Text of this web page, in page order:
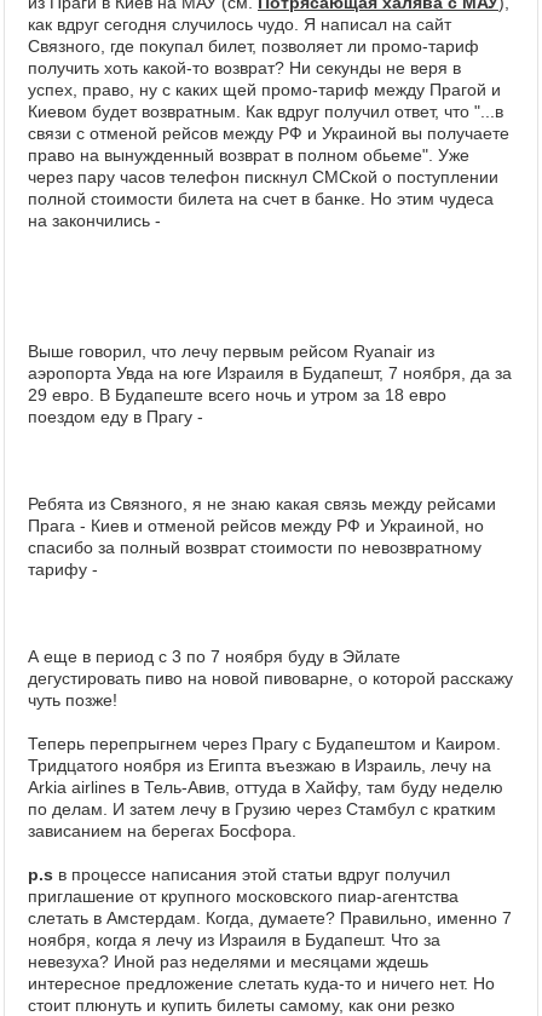
как вдруг сегодня случилось чудо. Я написал на сайт
Связного, где покупал билет, позволяет ли промо-тариф
получить хоть какой-то возврат? Ни секунды не веря в
успех, право, ну с каких щей промо-тариф между Прагой и
Киевом будет возвратным. Как вдруг получил ответ, что "...в
связи с отменой рейсов между РФ и Украиной вы получаете
право на вынужденный возврат в полном обьеме". Уже
через пару часов телефон пискнул СМСкой о поступлении
полной стоимости билета на счет в банке. Но этим чудеса
на закончились -
Выше говорил, что лечу первым рейсом Ryanair из
аэропорта Увда на юге Израиля в Будапешт, 7 ноября, да за
29 евро. В Будапеште всего ночь и утром за 18 евро
поездом еду в Прагу -
Ребята из Связного, я не знаю какая связь между рейсами
Прага - Киев и отменой рейсов между РФ и Украиной, но
спасибо за полный возврат стоимости по невозвратному
тарифу -
А еще в период с 3 по 7 ноября буду в Эйлате
дегустировать пиво на новой пивоварне, о которой расскажу
чуть позже!
Теперь перепрыгнем через Прагу с Будапештом и Каиром.
Тридцатого ноября из Египта въезжаю в Израиль, лечу на
Arkia airlines в Тель-Авив, оттуда в Хайфу, там буду неделю
по делам. И затем лечу в Грузию через Стамбул с кратким
зависанием на берегах Босфора.
p.s в процессе написания этой статьи вдруг получил
приглашение от крупного московского пиар-агентства
слетать в Амстердам. Когда, думаете? Правильно, именно 7
ноября, когда я лечу из Израиля в Будапешт. Что за
невезуха? Иной раз неделями и месяцами ждешь
интересное предложение слетать куда-то и ничего нет. Но
стоит плюнуть и купить билеты самому, как они резко